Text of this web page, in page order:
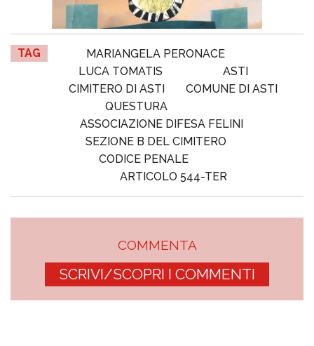
TAG
MARIANGELA PERONACE
LUCA TOMATIS
ASTI
CIMITERO DI ASTI
COMUNE DI ASTI
QUESTURA
ASSOCIAZIONE DIFESA FELINI
SEZIONE B DEL CIMITERO
CODICE PENALE
ARTICOLO 544-TER
COMMENTA
SCRIVI/SCOPRI I COMMENTI